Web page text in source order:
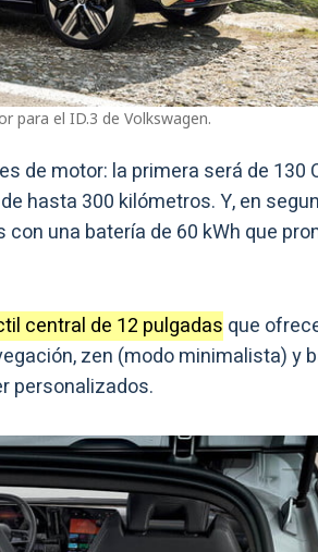
para el ID.3 de Volkswagen.
de motor: la primera será de 130
hasta 300 kilómetros. Y, en
una batería de 60 kWh que
central de 12 pulgadas que
zen (modo minimalista) y
personalizados.